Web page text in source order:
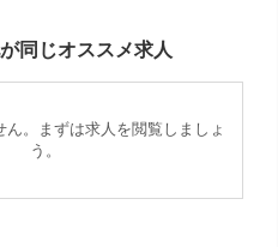
同じオススメ求人
。まずは求人を閲覧しましょ
う。